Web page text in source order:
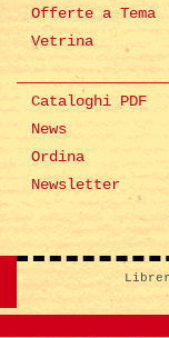
Offerte a Tema
Vetrina
Cataloghi PDF
News
Ordina
Newsletter